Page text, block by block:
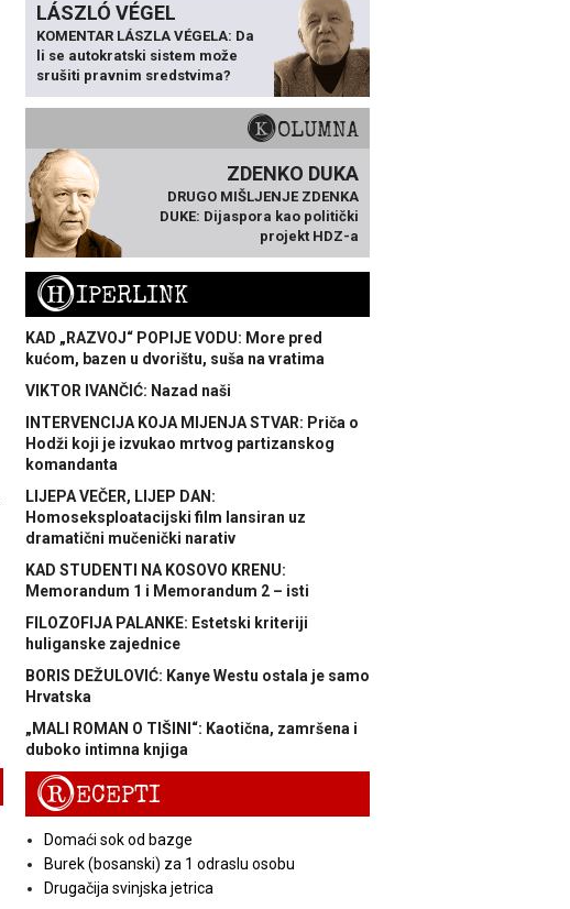
LÁSZLÓ VÉGEL
KOMENTAR LÁSZLA VÉGELA: Da
li se autokratski sistem može
srušiti pravnim sredstvima?
KOLUMNA
ZDENKO DUKA
DRUGO MIŠLJENJE ZDENKA
DUKE: Dijaspora kao politički
projekt HDZ-a
HIPERLINK
KAD „RAZVOJ“ POPIJE VODU: More pred
kućom, bazen u dvorištu, suša na vratima
VIKTOR IVANČIĆ: Nazad naši
INTERVENCIJA KOJA MIJENJA STVAR: Priča o
Hodži koji je izvukao mrtvog partizanskog
komandanta
LIJEPA VEČER, LIJEP DAN:
Homoseksploatacijski film lansiran uz
dramatični mučenički narativ
KAD STUDENTI NA KOSOVO KRENU:
Memorandum 1 i Memorandum 2 – isti
FILOZOFIJA PALANKE: Estetski kriteriji
huliganske zajednice
BORIS DEŽULOVIĆ: Kanye Westu ostala je samo
Hrvatska
„MALI ROMAN O TIŠINI“: Kaotična, zamršena i
duboko intimna knjiga
RECEPTI
Domaći sok od bazge
Burek (bosanski) za 1 odraslu osobu
Drugačija svinjska jetrica